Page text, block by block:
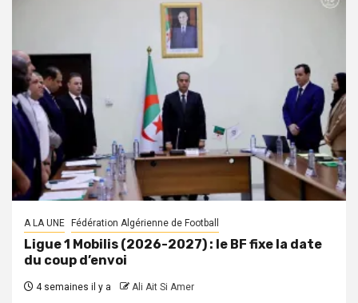
A LA UNE Fédération Algérienne de Football
Ligue 1 Mobilis (2026-2027) : le BF fixe la date
du coup d’envoi
4 semaines il y a Ali Ait Si Amer